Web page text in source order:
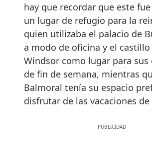
hay que recordar que este
un lugar de refugio para la
quien utilizaba el palacio de
a modo de oficina y el castillo
Windsor como lugar para sus
de fin de semana, mientras
Balmoral tenía su espacio
disfrutar de las vacaciones de